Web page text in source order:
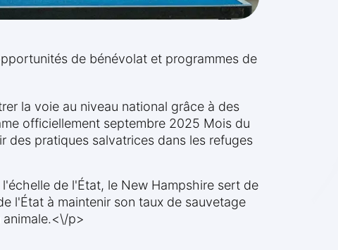
de bénévolat et programmes de
la voie au niveau national grâce à des
officiellement septembre 2025 Mois du
des pratiques salvatrices dans les refuges
de l'État, le New Hampshire sert de
l'État à maintenir son taux de sauvetage
p>